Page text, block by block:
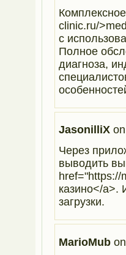
clinic.ru/
с
Полное
диагноза,
JasonilliXon
Через
выводить
href="https://
казино</a>.
загрузки.
MarioMubon